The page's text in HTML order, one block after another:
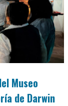
Museo
de Darwin